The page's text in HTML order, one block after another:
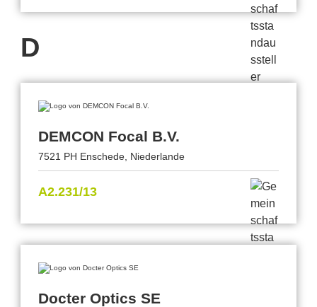
D
DEMCON Focal B.V.
7521 PH Enschede, Niederlande
A2.231/13
Docter Optics SE